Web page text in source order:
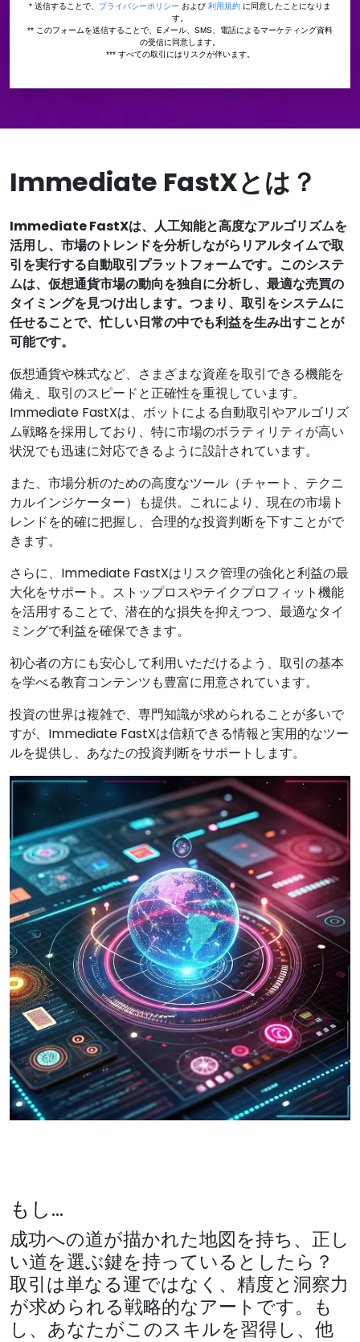
* 送信することで、 プライバシーポリシー および 利用規約 に同意したことになりま
す。
** このフォームを送信することで、Eメール、SMS、電話によるマーケティング資料
の受信に同意します。
*** すべての取引にはリスクが伴います。
Immediate FastXとは？
Immediate FastXは、人工知能と高度なアルゴリズムを
活用し、市場のトレンドを分析しながらリアルタイムで取
引を実行する自動取引プラットフォームです。このシステ
ムは、仮想通貨市場の動向を独自に分析し、最適な売買の
タイミングを見つけ出します。つまり、取引をシステムに
任せることで、忙しい日常の中でも利益を生み出すことが
可能です。
仮想通貨や株式など、さまざまな資産を取引できる機能を
備え、取引のスピードと正確性を重視しています。
Immediate FastXは、ボットによる自動取引やアルゴリズ
ム戦略を採用しており、特に市場のボラティリティが高い
状況でも迅速に対応できるように設計されています。
また、市場分析のための高度なツール（チャート、テクニ
カルインジケーター）も提供。これにより、現在の市場ト
レンドを的確に把握し、合理的な投資判断を下すことがで
きます。
さらに、Immediate FastXはリスク管理の強化と利益の最
大化をサポート。ストップロスやテイクプロフィット機能
を活用することで、潜在的な損失を抑えつつ、最適なタイ
ミングで利益を確保できます。
初心者の方にも安心して利用いただけるよう、取引の基本
を学べる教育コンテンツも豊富に用意されています。
投資の世界は複雑で、専門知識が求められることが多いで
すが、Immediate FastXは信頼できる情報と実用的なツー
ルを提供し、あなたの投資判断をサポートします。
もし...
成功への道が描かれた地図を持ち、正し
い道を選ぶ鍵を持っているとしたら？
取引は単なる運ではなく、精度と洞察力
が求められる戦略的なアートです。も
し、あなたがこのスキルを習得し、他